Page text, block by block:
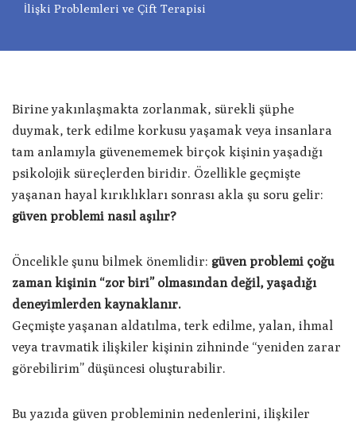
İlişki Problemleri ve Çift Terapisi
Birine yakınlaşmakta zorlanmak, sürekli şüphe
duymak, terk edilme korkusu yaşamak veya insanlara
tam anlamıyla güvenememek birçok kişinin yaşadığı
psikolojik süreçlerden biridir. Özellikle geçmişte
yaşanan hayal kırıklıkları sonrası akla şu soru gelir:
güven problemi nasıl aşılır?
Öncelikle şunu bilmek önemlidir: güven problemi çoğu
zaman kişinin “zor biri” olmasından değil, yaşadığı
deneyimlerden kaynaklanır.
Geçmişte yaşanan aldatılma, terk edilme, yalan, ihmal
veya travmatik ilişkiler kişinin zihninde “yeniden zarar
görebilirim” düşüncesi oluşturabilir.
Bu yazıda güven probleminin nedenlerini, ilişkiler